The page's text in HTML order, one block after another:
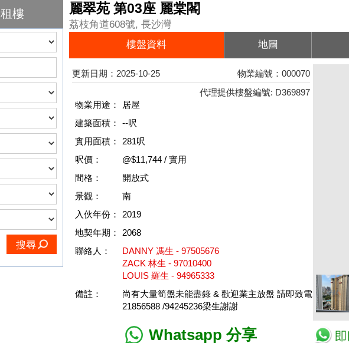
租樓
搜尋
麗翠苑 第03座 麗棠閣
荔枝角道608號, 長沙灣
樓盤資料 地圖
更新日期：2025-10-25
物業編號：000070
代理提供樓盤編號: D369897
物業用途：
居屋
建築面積：
--呎
實用面積：
281呎
呎價：
@$11,744 / 實用
間格：
開放式
景觀：
南
入伙年份：
2019
地契年期：
2068
聯絡人：
DANNY 馮生 - 97505676
ZACK 林生 - 97010400
LOUIS 羅生 - 94965333
備註：
尚有大量筍盤未能盡錄 & 歡迎業主放盤 請即致電
21856588 /94245236梁生謝謝
Whatsapp 分享